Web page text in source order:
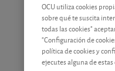
OCU utiliza cookies
sobre qué te suscita
todas las cookies"
"Configuración de
política de cookies y
ejecutes alguna de